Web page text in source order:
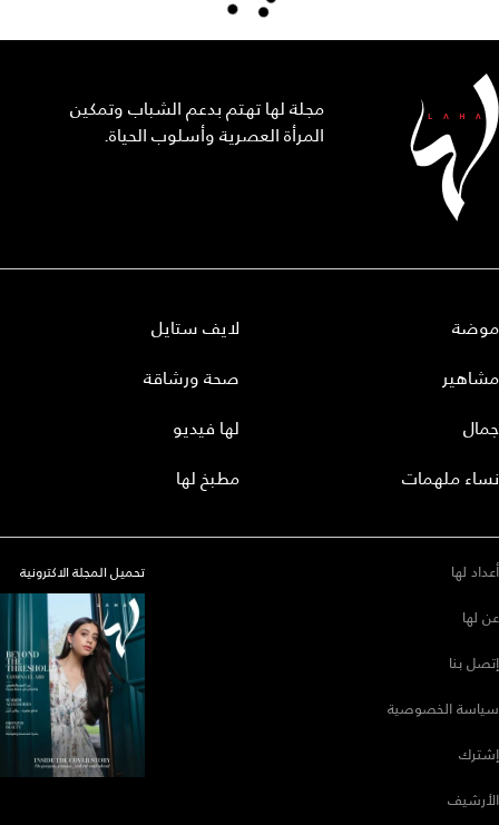
مجلة لها تهتم بدعم الشباب وتمكين
المرأة العصرية وأسلوب الحياة.
موضة
مشاهير
جمال
نساء ملهمات
لايف ستايل
صحة ورشاقة
لها فيديو
مطبخ لها
أعداد لها
عن لها
إتصل بنا
سياسة الخصوصية
إشترك
الأرشيف
تحميل المجلة الاكترونية